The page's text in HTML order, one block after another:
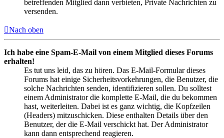
betreffenden Mitglied dann verbieten, Private Nachrichten zu
versenden.
Nach oben
Ich habe eine Spam-E-Mail von einem Mitglied dieses Forums
erhalten!
Es tut uns leid, das zu hören. Das E-Mail-Formular dieses
Forums hat einige Sicherheitsvorkehrungen, die Benutzer, die
solche Nachrichten senden, identifizieren sollen. Du solltest
einem Administrator die komplette E-Mail, die du bekommen
hast, weiterleiten. Dabei ist es ganz wichtig, die Kopfzeilen
(Headers) mitzuschicken. Diese enthalten Details über den
Benutzer, der die E-Mail verschickt hat. Der Administrator
kann dann entsprechend reagieren.